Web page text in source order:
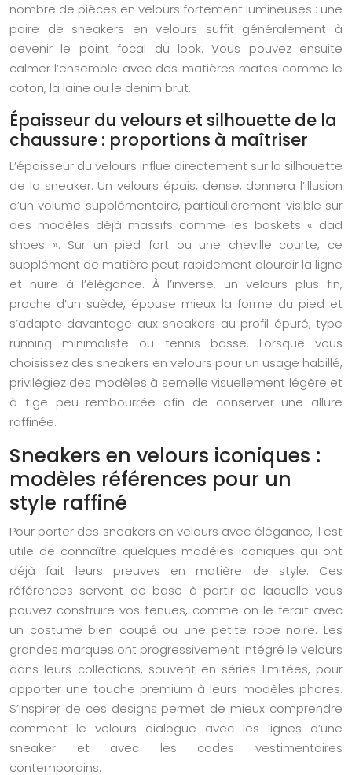
nombre de pièces en velours fortement lumineuses : une
paire de sneakers en velours suffit généralement à
devenir le point focal du look. Vous pouvez ensuite
calmer l’ensemble avec des matières mates comme le
coton, la laine ou le denim brut.
Épaisseur du velours et silhouette de la
chaussure : proportions à maîtriser
L’épaisseur du velours influe directement sur la silhouette
de la sneaker. Un velours épais, dense, donnera l’illusion
d’un volume supplémentaire, particulièrement visible sur
des modèles déjà massifs comme les baskets « dad
shoes ». Sur un pied fort ou une cheville courte, ce
supplément de matière peut rapidement alourdir la ligne
et nuire à l’élégance. À l’inverse, un velours plus fin,
proche d’un suède, épouse mieux la forme du pied et
s’adapte davantage aux sneakers au profil épuré, type
running minimaliste ou tennis basse. Lorsque vous
choisissez des sneakers en velours pour un usage habillé,
privilégiez des modèles à semelle visuellement légère et
à tige peu rembourrée afin de conserver une allure
raffinée.
Sneakers en velours iconiques :
modèles références pour un
style raffiné
Pour porter des sneakers en velours avec élégance, il est
utile de connaître quelques modèles iconiques qui ont
déjà fait leurs preuves en matière de style. Ces
références servent de base à partir de laquelle vous
pouvez construire vos tenues, comme on le ferait avec
un costume bien coupé ou une petite robe noire. Les
grandes marques ont progressivement intégré le velours
dans leurs collections, souvent en séries limitées, pour
apporter une touche premium à leurs modèles phares.
S’inspirer de ces designs permet de mieux comprendre
comment le velours dialogue avec les lignes d’une
sneaker et avec les codes vestimentaires
contemporains.